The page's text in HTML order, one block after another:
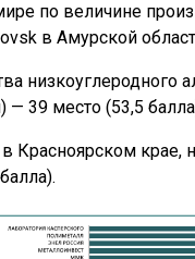
по величине
в Амурской
низкоуглеродного
— 39 место (53,5
Красноярском крае,